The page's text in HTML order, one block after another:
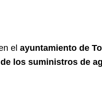
el ayuntamiento de
los suministros de